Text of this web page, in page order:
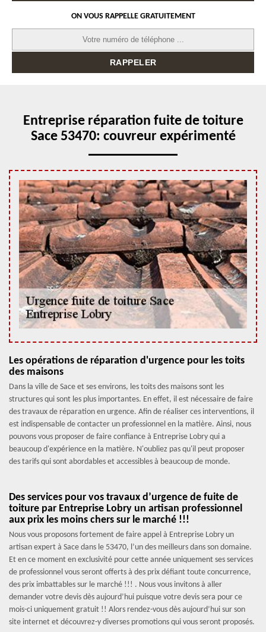
ON VOUS RAPPELLE GRATUITEMENT
Entreprise réparation fuite de toiture
Sace 53470: couvreur expérimenté
Les opérations de réparation d'urgence pour les toits
des maisons
Dans la ville de Sace et ses environs, les toits des maisons sont les
structures qui sont les plus importantes. En effet, il est nécessaire de faire
des travaux de réparation en urgence. Afin de réaliser ces interventions, il
est indispensable de contacter un professionnel en la matière. Ainsi, nous
pouvons vous proposer de faire confiance à Entreprise Lobry qui a
beaucoup d'expérience en la matière. N'oubliez pas qu'il peut proposer
des tarifs qui sont abordables et accessibles à beaucoup de monde.
Des services pour vos travaux d’urgence de fuite de
toiture par Entreprise Lobry un artisan professionnel
aux prix les moins chers sur le marché !!!
Nous vous proposons fortement de faire appel à Entreprise Lobry un
artisan expert à Sace dans le 53470, l’un des meilleurs dans son domaine.
Et en ce moment en exclusivité pour cette année uniquement ses services
de professionnel vous seront offerts à des prix défiant toute concurrence,
des prix imbattables sur le marché !!! . Nous vous invitons à aller
demander votre devis dès aujourd’hui puisque votre devis sera pour ce
mois-ci uniquement gratuit !! Alors rendez-vous dès aujourd’hui sur son
site internet et découvrez-y diverses promotions qui vous seront proposés.